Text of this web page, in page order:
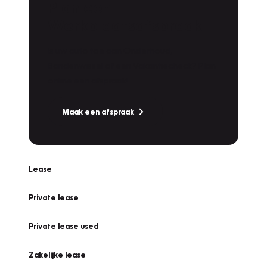
Maak een afspraak
Lease
Private lease
Private lease used
Zakelijke lease